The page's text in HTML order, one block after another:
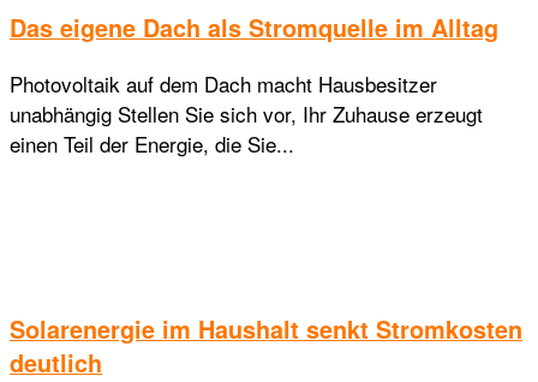
Das eigene Dach als Stromquelle im Alltag
Photovoltaik auf dem Dach macht Hausbesitzer
unabhängig Stellen Sie sich vor, Ihr Zuhause erzeugt
einen Teil der Energie, die Sie...
Solarenergie im Haushalt senkt Stromkosten
deutlich